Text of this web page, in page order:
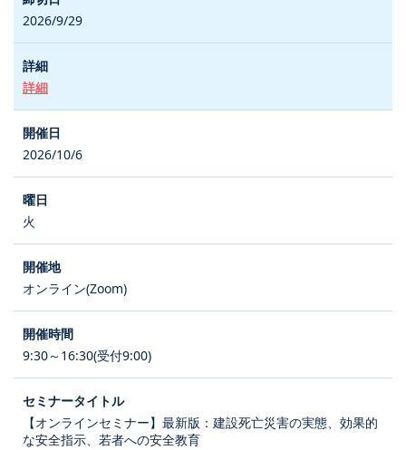
2026/9/29
詳細
2026/10/6
火
オンライン(Zoom)
9:30～16:30(受付9:00)
【オンラインセミナー】最新版：建設死亡災害の実態、効果的
な安全指示、若者への安全教育